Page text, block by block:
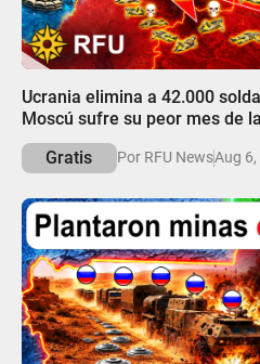
Ucrania elimina a 42.000
Moscú sufre su peor mes de
Gratis
Por RFU NewsAug